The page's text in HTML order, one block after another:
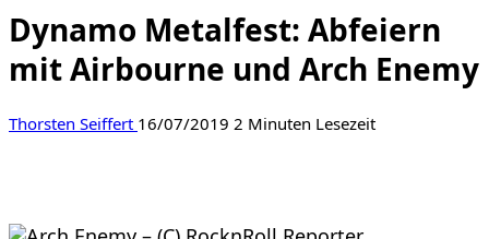
Dynamo Metalfest: Abfeiern
mit Airbourne und Arch Enemy
Thorsten Seiffert 16/07/2019 2 Minuten Lesezeit